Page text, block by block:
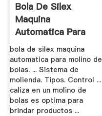
Bola De Silex
Maquina
Automatica Para
Molino De .
bola de silex maquina
automatica para molino de
bolas. ... Sistema de
molienda. Tipos. Control ...
caliza en un molino de
bolas es optima para
brindar productos ...